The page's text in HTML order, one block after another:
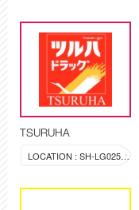
TSURUHA
LOCATION : SH-LG025-028